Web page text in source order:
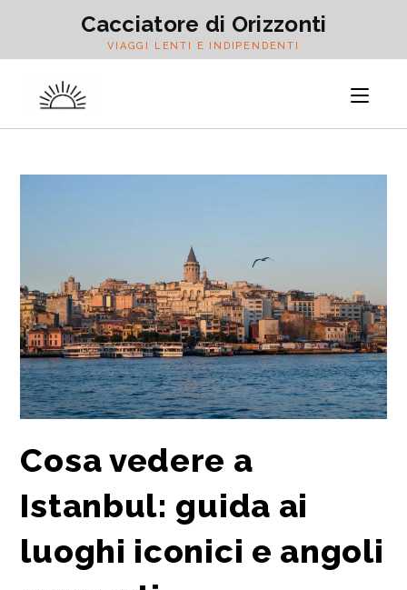
Cacciatore di Orizzonti
VIAGGI LENTI E INDIPENDENTI
Cosa vedere a
Istanbul: guida ai
luoghi iconici e angoli